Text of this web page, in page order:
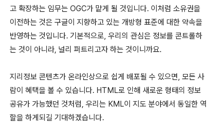
고 확장하는 임무는 OGC가 맡게 될 것입니다. 이처럼 소유권을
이전하는 것은 구글이 지향하고 있는 개방형 표준에 대한 약속을
반영하는 것입니다. 기본적으로, 우리의 관심은 정보를 콘트롤하
는 것이 아니라, 널리 퍼트리고자 하는 것이니까요.
지리정보 콘텐츠가 온라인상으로 쉽게 배포될 수 있으면, 모든 사
람이 혜택을 볼 수 있습니다. HTML로 인해 새로운 형태의 정보
공유가 가능했던 것처럼, 우리는 KML이 지도 분야에서 동일한 역
할을 하게되길 기대하겠습니다.